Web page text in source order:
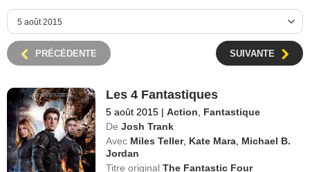
PRÉCÉDENTE SUIVANTE
Les 4 Fantastiques
5 août 2015 | Action
Fantastique
De Josh Trank
Avec Miles Teller, Kate Mara Michael B.
Jordan
Titre originalThe Fantastic Four